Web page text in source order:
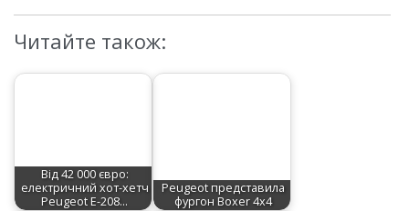
Читайте також:
Від 42 000 євро:
електричний хот-хетч
Peugeot E-208…
Peugeot представила
фургон Boxer 4x4